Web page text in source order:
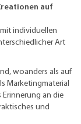
auf
individuellen
Art
woanders als auf
Marketingmaterial
an die
und